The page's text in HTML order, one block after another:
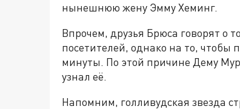
нынешнюю жену Эмму Хеминг.
Впрочем, друзья Брюса говорят о
посетителей, однако на то, чтобы
минуты. По этой причине Дему
узнал её.
Напомним, голливудская звезда